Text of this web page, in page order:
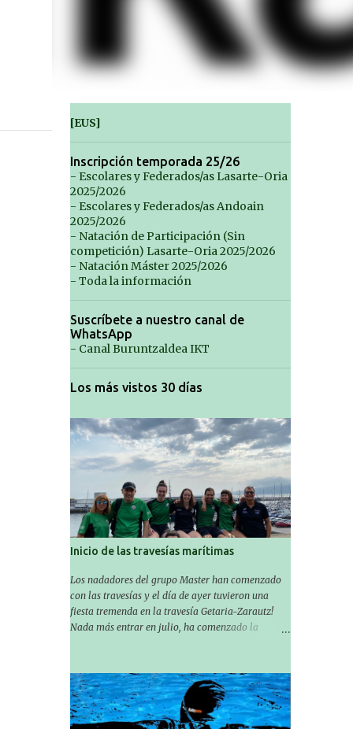
[EUS]
Inscripción temporada 25/26
- Escolares y Federados/as Lasarte-Oria
2025/2026
- Escolares y Federados/as Andoain
2025/2026
- Natación de Participación (Sin
competición) Lasarte-Oria 2025/2026
- Natación Máster 2025/2026
- Toda la información
Suscríbete a nuestro canal de
WhatsApp
- Canal Buruntzaldea IKT
Los más vistos 30 días
Inicio de las travesías marítimas
Los nadadores del grupo Master han comenzado
con las travesías y el día de ayer tuvieron una
fiesta tremenda en la travesía Getaria-Zarautz!
Nada más entrar en julio, ha comenzado la
Masters de nuestro equipo! En esta ocasión han
empezado a participar más tarde, pero ya han
estado en tres citas y están muy contentos,
esperando la fecha de su próxima cita. Para